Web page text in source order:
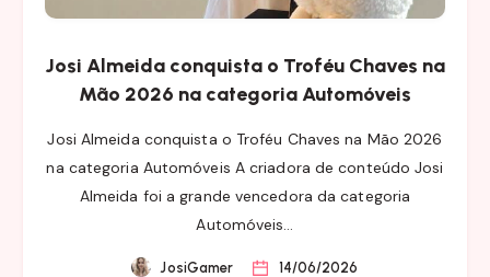
Josi Almeida conquista o Troféu Chaves na
Mão 2026 na categoria Automóveis
Josi Almeida conquista o Troféu Chaves na Mão 2026
na categoria Automóveis A criadora de conteúdo Josi
Almeida foi a grande vencedora da categoria
Automóveis…
JosiGamer
14/06/2026